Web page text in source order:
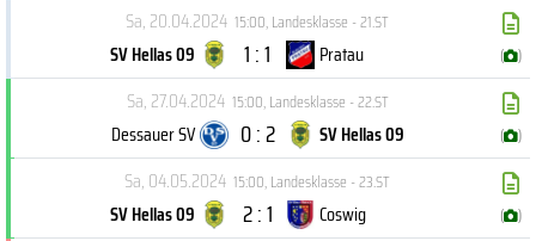
Sa, 20.04.2024 15:00,Landesklasse - 21.ST
SV Hellas 09 1 : 1 Pratau ( )
Sa, 27.04.2024 15:00,Landesklasse - 22.ST
Dessauer SV 0 : 2 SV Hellas 09 ( )
Sa, 04.05.2024 15:00,Landesklasse - 23.ST
SV Hellas 09 2 : 1 Coswig ( )